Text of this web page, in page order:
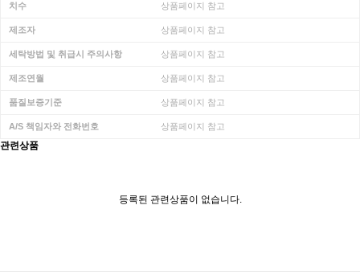
치수 상품페이지 참고
제조자 상품페이지 참고
세탁방법 및 취급시 주의사항 상품페이지 참고
제조연월 상품페이지 참고
품질보증기준 상품페이지 참고
A/S 책임자와 전화번호 상품페이지 참고
관련상품
등록된 관련상품이 없습니다.